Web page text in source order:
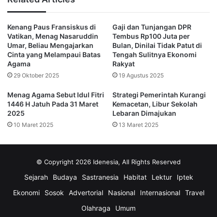
Nasaruddin mengaku sudah memberikan klarifikasi terkait
masalah ini. Akan tetapi, saat ditanya lebih jauh mengenai apa
pembelaannya, Nasaruddin tidak menjawab dan langsung pergi
“Sudah diklarifikasi, sudah diklarifikasi,” pungkasnya  di Masjid
Istiqlal, Jakarta Pusat, Minggu (10/8/2025) malam.
(Redaksi)
ICW Nasaruddin Umar
Penyelenggaraan Haji 2025
Kenang Paus Fransiskus di
Vatikan, Menag Nasaruddin
Umar, Beliau Mengajarkan
Cinta yang Melampaui Batas
Agama
29 Oktober 2025
Gaji dan Tunjangan DPR
Tembus Rp100 Juta per
Bulan, Dinilai Tidak Patut di
Tengah Sulitnya Ekonomi
Rakyat
19 Agustus 2025
Menag Agama Sebut Idul Fitri
1446 H Jatuh Pada 31 Maret
2025
10 Maret 2025
Strategi Pemerintah Kurangi
Kemacetan, Libur Sekolah
Lebaran Dimajukan
13 Maret 2025
© Copyright 2026 Idenesia, All Rights Reserved
Sejarah Budaya Sastranesia Habitat Lektur
Iptek
Ekonomi
Sosok Advertorial Nasional Internasional
Travel
Olahraga
Umum